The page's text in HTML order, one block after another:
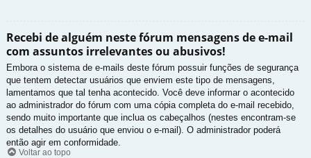
Recebi de alguém neste fórum mensagens de e-mail
com assuntos irrelevantes ou abusivos!
Embora o sistema de e-mails deste fórum possuir funções de segurança
que tentem detectar usuários que enviem este tipo de mensagens,
lamentamos que tal tenha acontecido. Você deve informar o acontecido
ao administrador do fórum com uma cópia completa do e-mail recebido,
sendo muito importante que inclua os cabeçalhos (nestes encontram-se
os detalhes do usuário que enviou o e-mail). O administrador poderá
então agir em conformidade.
Voltar ao topo